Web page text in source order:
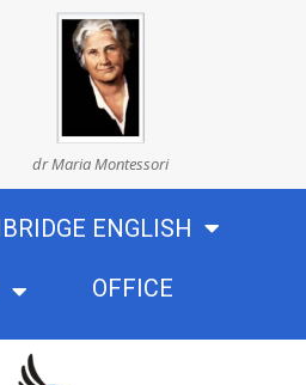
dr Maria Montessori
ENGLISH
OFFICE